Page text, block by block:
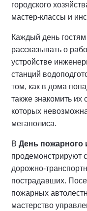
городского
мастер-классы и
Каждый день
рассказывать о
устройстве
станций
том, как в дома
также знакомить их
которых
мегаполиса.
В День пожарного
продемонстрируют
дорожно-
пострадавших.
пожарных
мастерство